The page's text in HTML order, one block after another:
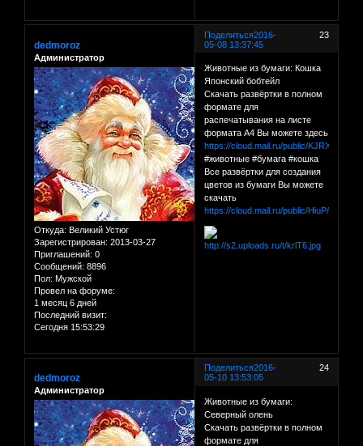
Поделиться 23
2016-
05-08 13:37:45
dedmoroz
Администратор
Откуда: Великий Устюг
Зарегистрирован: 2013-03-27
Приглашений: 0
Сообщений: 8896
Пол: Мужской
Провел на форуме:
1 месяц 6 дней
Последний визит:
Сегодня 15:53:29
Животные из бумаги: Кошка
Японский бобтейл
Скачать развёртки в полном
формате для
распечатывания на листе
формата А4 Вы можете здесь
https://cloud.mail.ru/public/KJRX/
#животные #бумага #кошка
Все развёртки для создания
цветов из бумаги Вы можете
скачать
https://cloud.mail.ru/public/HiuP/
Поделиться 24
2016-
05-10 13:53:05
dedmoroz
Администратор
Животные из бумаги:
Северный олень
Скачать развёртки в полном
формате для